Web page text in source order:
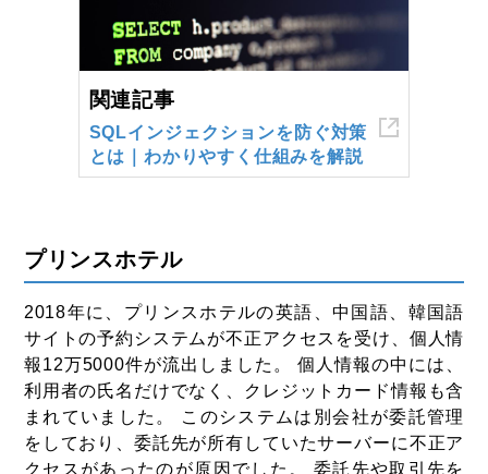
関連記事
SQLインジェクションを防ぐ対策
とは｜わかりやすく仕組みを解説
プリンスホテル
2018年に、プリンスホテルの英語、中国語、韓国語
サイトの予約システムが不正アクセスを受け、個人情
報12万5000件が流出しました。 個人情報の中には、
利用者の氏名だけでなく、クレジットカード情報も含
まれていました。 このシステムは別会社が委託管理
をしており、委託先が所有していたサーバーに不正ア
クセスがあったのが原因でした。 委託先や取引先を